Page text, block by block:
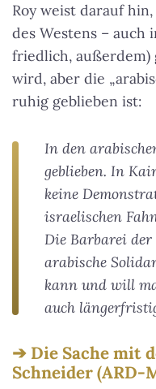
Roy weist darauf
des Westens – auch
friedlich,
wird, aber die
ruhig geblieben ist:
In den
geblieben. In
keine
israelischen
Die Barbarei
arabische
kann und will
auch
Die Sache mit
Schneider (ARD-